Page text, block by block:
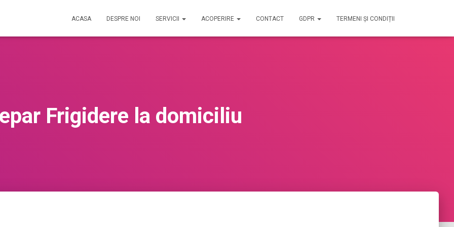
ACASA DESPRE NOI SERVICII ACOPERIRE CONTACT GDPR TERMENI ȘI CONDIȚII
Frigidere la domiciliu